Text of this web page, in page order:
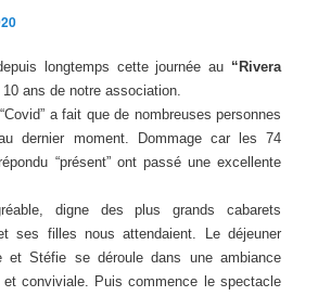
longtemps cette journée au “Rivera
ans de notre association.
a fait que de nombreuses personnes
dernier moment. Dommage car les 74
“présent” ont passé une excellente
digne des plus grands cabarets
ses filles nous attendaient. Le déjeuner
et Stéfie se déroule dans une ambiance
et conviviale. Puis commence le spectacle